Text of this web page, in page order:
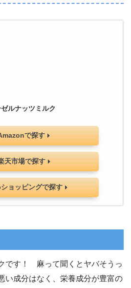
ルナッツミルク
で探す
天市場で探す
ョッピングで探す
です！ 麻って聞くとヤバそうっ
い成分はなく、栄養成分が豊富の